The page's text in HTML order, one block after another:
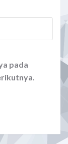
pada